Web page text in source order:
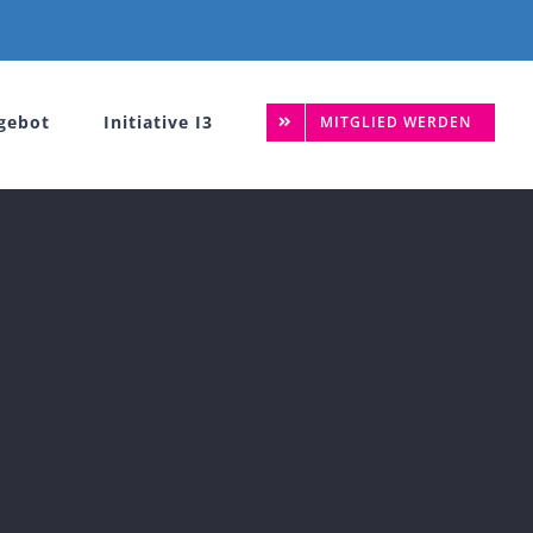
Initiative I3 MITGLIED WERDEN